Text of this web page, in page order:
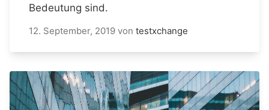
Bedeutung sind.
12. September, 2019 von testxchange